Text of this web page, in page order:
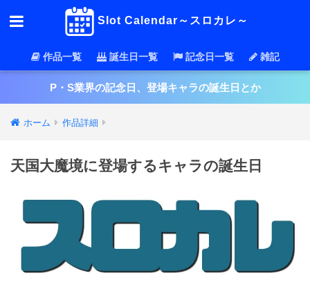
Slot Calendar～スロカレ～
作品一覧 誕生日一覧 記念日一覧 雑記
P・S業界の記念日、登場キャラの誕生日とか
ホーム 作品詳細
天国大魔境に登場するキャラの誕生日